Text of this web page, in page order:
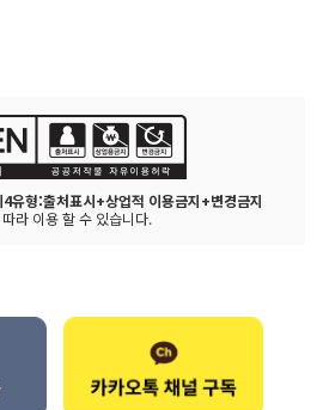
4유형:출처표시+상업적 이용금지+변경금지
라 이용 할 수 있습니다.